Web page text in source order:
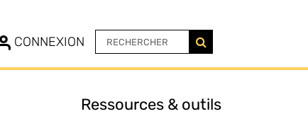
CONNEXION
Ressources & outils